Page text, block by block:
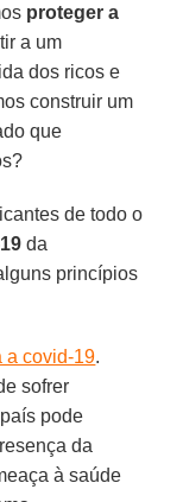
proteger a
a um
dos ricos e
construir um
que
de todo o
da
princípios
a covid-19.
sofrer
pode
da
à saúde